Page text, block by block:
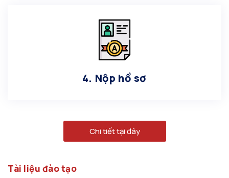
4. Nộp hồ sơ
Chi tiết tại đây
Tài liệu đào tạo